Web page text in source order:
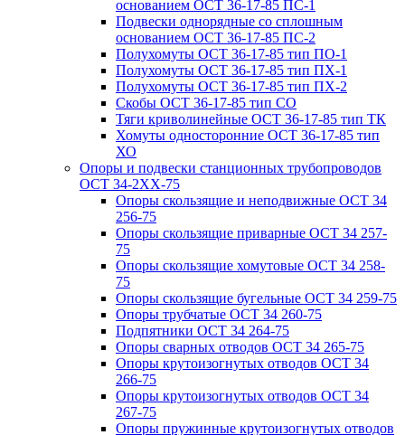
основанием ОСТ 36-17-85 ПС-1
Подвески однорядные со сплошным
основанием ОСТ 36-17-85 ПС-2
Полухомуты ОСТ 36-17-85 тип ПО-1
Полухомуты ОСТ 36-17-85 тип ПХ-1
Полухомуты ОСТ 36-17-85 тип ПХ-2
Скобы ОСТ 36-17-85 тип СО
Тяги криволинейные ОСТ 36-17-85 тип ТК
Хомуты односторонние ОСТ 36-17-85 тип
ХО
Опоры и подвески станционных трубопроводов
ОСТ 34-2XX-75
Опоры скользящие и неподвижные ОСТ 34
256-75
Опоры скользящие приварные ОСТ 34 257-
75
Опоры скользящие хомутовые ОСТ 34 258-
75
Опоры скользящие бугельные ОСТ 34 259-75
Опоры трубчатые ОСТ 34 260-75
Подпятники ОСТ 34 264-75
Опоры сварных отводов ОСТ 34 265-75
Опоры крутоизогнутых отводов ОСТ 34
266-75
Опоры крутоизогнутых отводов ОСТ 34
267-75
Опоры пружинные крутоизогнутых отводов